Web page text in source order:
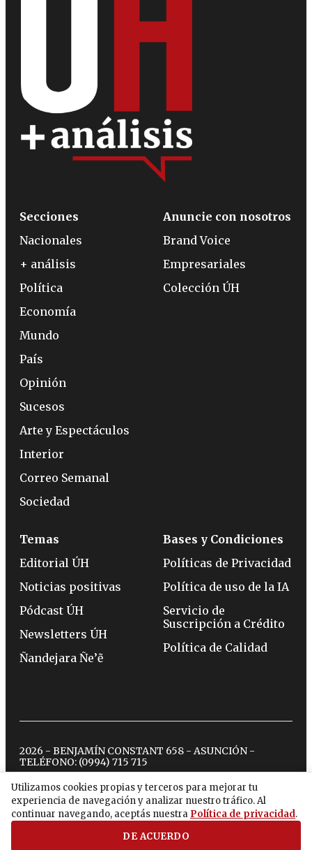
Utilizamos cookies propias y terceros para mejorar tu
experiencia de navegación y analizar nuestro tráfico. Al
continuar navegando, aceptás nuestra Política de privacidad.
DE ACUERDO
Secciones
Nacionales
+ análisis
Política
Economía
Mundo
País
Opinión
Sucesos
Arte y Espectáculos
Interior
Correo Semanal
Sociedad
Anuncie con nosotros
Brand Voice
Empresariales
Colección ÚH
Temas
Editorial ÚH
Noticias positivas
Pódcast ÚH
Newsletters ÚH
Ñandejara Ñe’ẽ
Bases y Condiciones
Políticas de Privacidad
Política de uso de la IA
Servicio de
Suscripción a Crédito
Política de Calidad
2026 - BENJAMÍN CONSTANT 658 - ASUNCIÓN -
TELÉFONO: (0994) 715 715
twitterinstagram
facebook
tiktokyoutubespotify